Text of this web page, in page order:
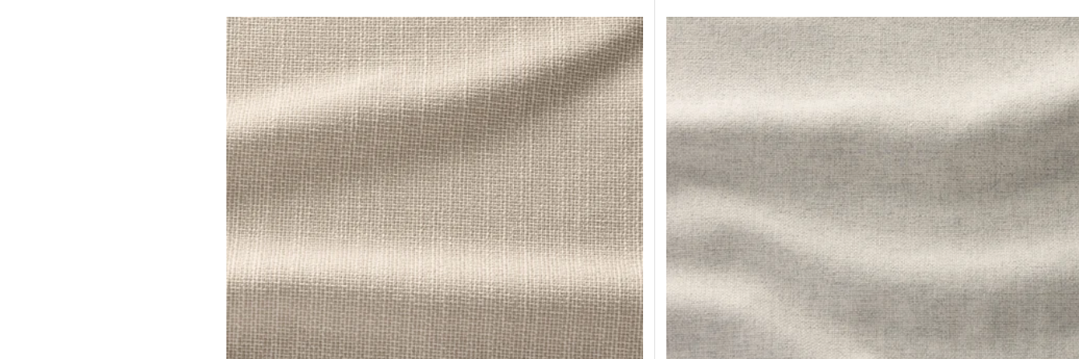
Option: VIMLE, Housse accoudoir, Lejde gris/noir
Option: VIMLE, Housse accoudoir, Hallarp beige
Option: VIMLE, Housse accoudoir, Djuparp vert-bleu foncé
Option: VIMLE, Housse pour module convertible 2 pl, Djuparp vert-bleu foncé
Option: VIMLE, Housse pour module convertible 2 pl, Hillared anthracite
Option: VIMLE, Housse pour module convertible 2 pl, Hallarp beige